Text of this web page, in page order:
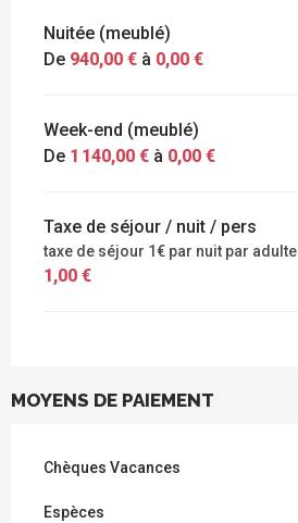
Nuitée (meublé)
De 940,00 € à 0,00 €
Week-end (meublé)
De 1 140,00 € à 0,00 €
Taxe de séjour / nuit / pers
taxe de séjour 1€ par nuit par adulte
1,00 €
MOYENS DE PAIEMENT
Chèques Vacances
Espèces